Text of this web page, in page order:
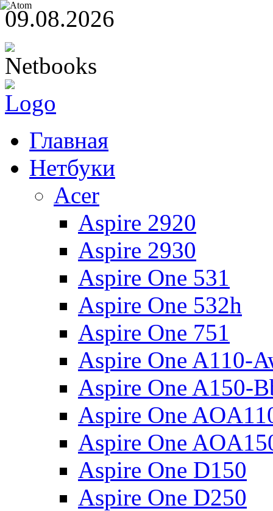
09.08.2026
Главная
Нетбуки
Acer
Aspire 2920
Aspire 2930
Aspire One 531
Aspire One 532h
Aspire One 751
Aspire One A110-
Aspire One A150-
Aspire One
Aspire One
Aspire One D150
Aspire One D250